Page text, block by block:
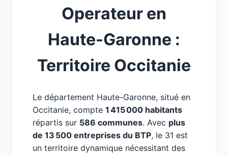
Operateur en
Haute-Garonne :
Territoire Occitanie
Le département Haute-Garonne, situé en
Occitanie, compte 1 415 000 habitants
répartis sur 586 communes. Avec plus
de 13 500 entreprises du BTP, le 31 est
un territoire dynamique nécessitant des